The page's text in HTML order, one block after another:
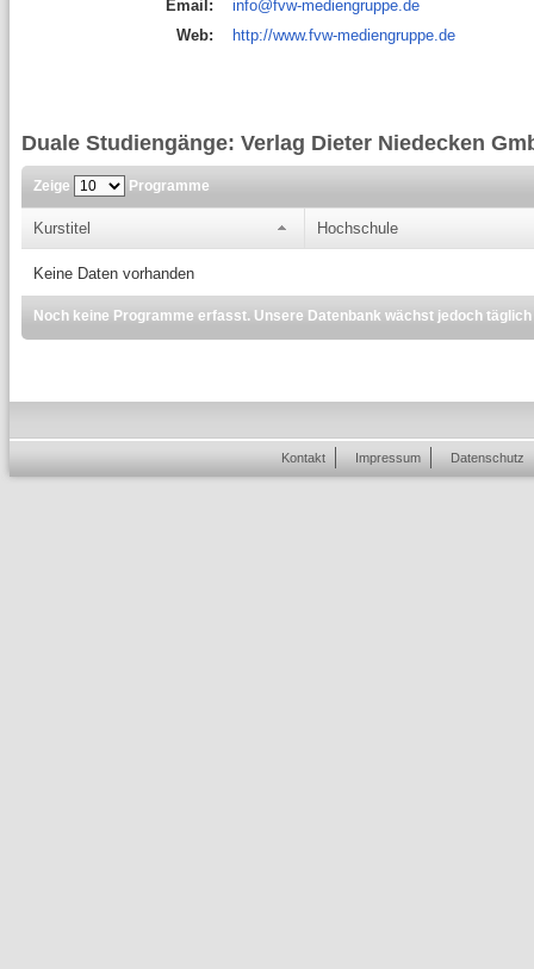
Email:
info@fvw-mediengruppe.de
Web:
http://www.fvw-mediengruppe.de
Duale Studiengänge: Verlag Dieter Niedecken
Zeige Programme
Kurstitel Hochschule
Keine Daten vorhanden
Noch keine Programme erfasst. Unsere Datenbank wächst jedoch täglich
Kontakt Impressum Datenschutz